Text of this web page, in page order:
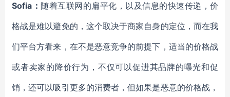
Sofia： 随着互联网的扁平化，以及信息的快速传递，价
格战是难以避免的，这个取决于商家自身的定位，而在我
们平台方看来，在不是恶意竞争的前提下，适当的价格战
或者卖家的降价行为，不仅可以促进其品牌的曝光和促
销，还可以吸引更多的消费者，但如果是恶意的价格战，